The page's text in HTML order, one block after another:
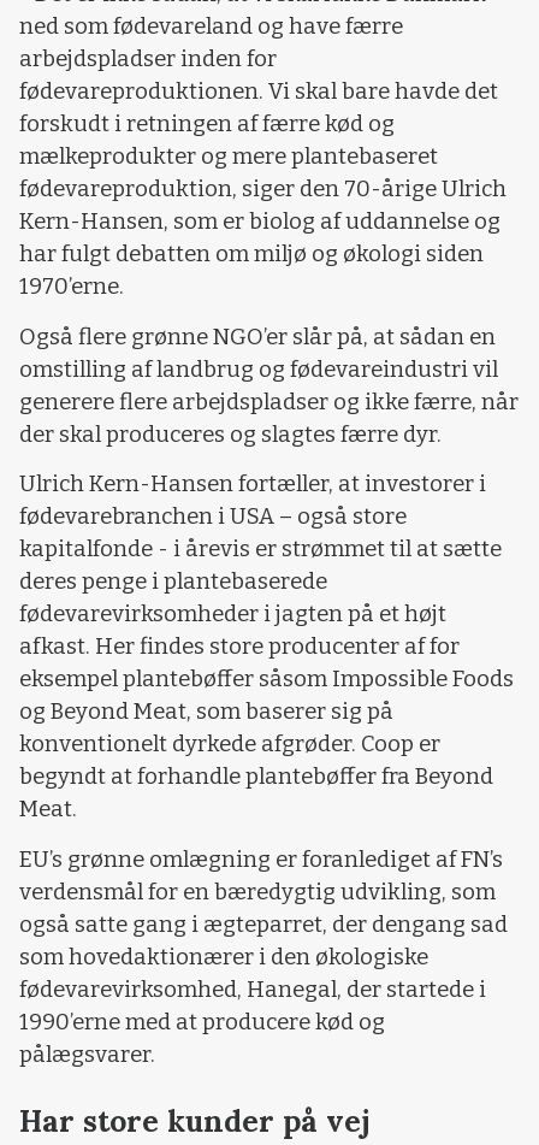
ned som fødevareland og have færre
arbejdspladser inden for
fødevareproduktionen. Vi skal bare havde det
forskudt i retningen af færre kød og
mælkeprodukter og mere plantebaseret
fødevareproduktion, siger den 70-årige Ulrich
Kern-Hansen, som er biolog af uddannelse og
har fulgt debatten om miljø og økologi siden
1970’erne.
Også flere grønne NGO’er slår på, at sådan en
omstilling af landbrug og fødevareindustri vil
generere flere arbejdspladser og ikke færre, når
der skal produceres og slagtes færre dyr.
Ulrich Kern-Hansen fortæller, at investorer i
fødevarebranchen i USA – også store
kapitalfonde - i årevis er strømmet til at sætte
deres penge i plantebaserede
fødevarevirksomheder i jagten på et højt
afkast. Her findes store producenter af for
eksempel plantebøffer såsom Impossible Foods
og Beyond Meat, som baserer sig på
konventionelt dyrkede afgrøder. Coop er
begyndt at forhandle plantebøffer fra Beyond
Meat.
EU’s grønne omlægning er foranlediget af FN’s
verdensmål for en bæredygtig udvikling, som
også satte gang i ægteparret, der dengang sad
som hovedaktionærer i den økologiske
fødevarevirksomhed, Hanegal, der startede i
1990’erne med at producere kød og
pålægsvarer.
Har store kunder på vej